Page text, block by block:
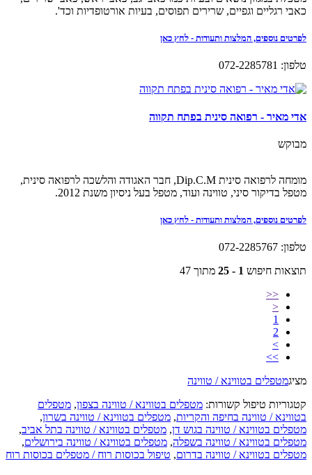
כאבי רגליים וגפיים, שרירים תפוסים, בעיות אורטופדיות וכד'.
לפרטים נוספים, המלצות ותעודות - לחץ כאן
טלפון: 072-2285781
אדי מאיר - רפואה סינית בפתח תקווה
מבוקש
מומחה לרפואה סינית Dip.C.M, חבר האגודה והלשכה לרפואה סינית,
מטפל בדיקור סיני, טווינה ועוד, מטפל בעל ניסיון משנת 2012.
לפרטים נוספים, המלצות ותעודות - לחץ כאן
טלפון: 072-2285767
תוצאות חיפוש 1 - 25
מתוך 47
<<
<
1
2
>
>>
מציגמטפלים בטווינא / טווינה
קטגוריות טיפול קשורות: מטפלים בטווינא / טווינה בצפון, מטפלים
בטווינא / טווינה בחיפה והקריות, מטפלים בטווינא / טווינה בשרון,
מטפלים בטווינא / טווינה בגוש דן, מטפלים בטווינא / טווינה בתל אביב,
מטפלים בטווינא / טווינה בשפלה, מטפלים בטווינא / טווינה בירושלים,
מטפלים בטווינא / טווינה בדרום, טיפול בכוסות רוח / מטפלים בכוסות רוח